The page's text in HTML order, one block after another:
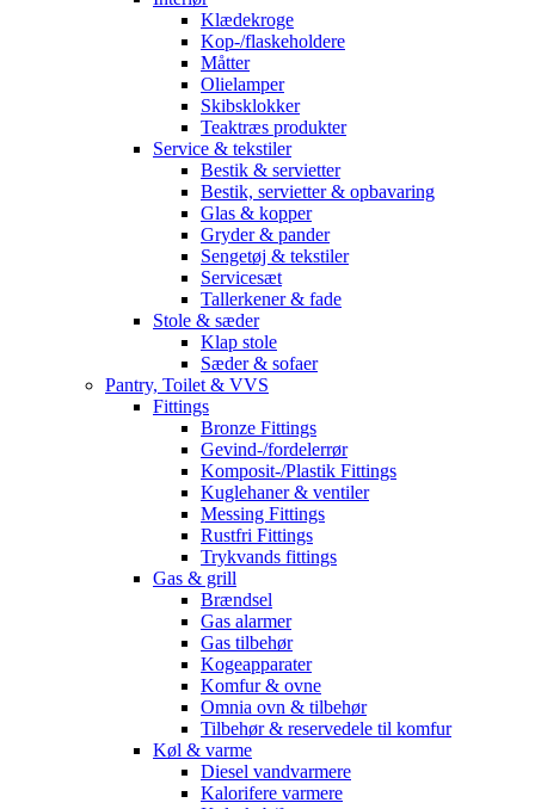
Klædekroge
Kop-/flaskeholdere
Måtter
Olielamper
Skibsklokker
Teaktræs produkter
Service & tekstiler
Bestik & servietter
Bestik, servietter & opbavaring
Glas & kopper
Gryder & pander
Sengetøj & tekstiler
Servicesæt
Tallerkener & fade
Stole & sæder
Klap stole
Sæder & sofaer
Pantry, Toilet & VVS
Fittings
Bronze Fittings
Gevind-/fordelerrør
Komposit-/Plastik Fittings
Kuglehaner & ventiler
Messing Fittings
Rustfri Fittings
Trykvands fittings
Gas & grill
Brændsel
Gas alarmer
Gas tilbehør
Kogeapparater
Komfur & ovne
Omnia ovn & tilbehør
Tilbehør & reservedele til komfur
Køl & varme
Diesel vandvarmere
Kalorifere varmere